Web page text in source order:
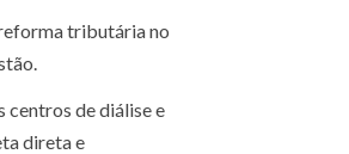
tributária no
centros de diálise e
direta e